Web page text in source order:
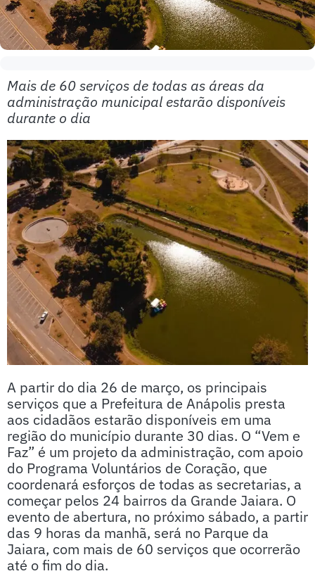
Mais de 60 serviços de todas as áreas da
administração municipal estarão disponíveis
durante o dia
A partir do dia 26 de março, os principais
serviços que a Prefeitura de Anápolis presta
aos cidadãos estarão disponíveis em uma
região do município durante 30 dias. O “Vem e
Faz” é um projeto da administração, com apoio
do Programa Voluntários de Coração, que
coordenará esforços de todas as secretarias, a
começar pelos 24 bairros da Grande Jaiara. O
evento de abertura, no próximo sábado, a partir
das 9 horas da manhã, será no Parque da
Jaiara, com mais de 60 serviços que ocorrerão
até o fim do dia.